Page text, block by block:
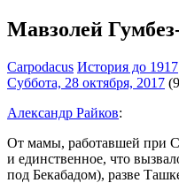
Мавзолей
Carpodacus История до 1917
Суббота, 28 октября, 2017
Александр Райков:
От мамы, работавшей при
и единственное, что
под Бекабадом), разве